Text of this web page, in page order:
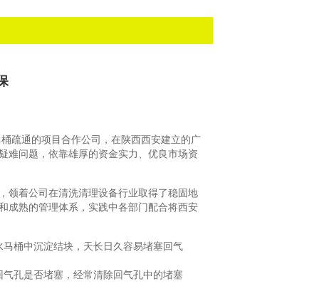
疏通的项目合作公司，在陕西西安建立的广
难问题，依靠雄厚的资金实力、优良市场资
领着公司在清洗清理设备行业取得了稳固地
成熟的管理体系，实践中各部门配合将西安
桶中沉淀结块，天长日久容易堵塞回气
孔是否堵塞，经常清除回气孔中的堵塞